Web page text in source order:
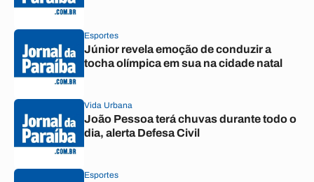
Esportes
Júnior revela emoção de conduzir a
tocha olímpica em sua na cidade natal
Vida Urbana
João Pessoa terá chuvas durante todo o
dia, alerta Defesa Civil
Esportes